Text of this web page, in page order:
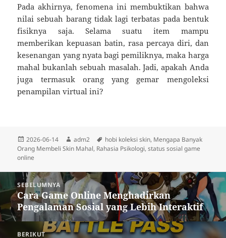
Pada akhirnya, fenomena ini membuktikan bahwa
nilai sebuah barang tidak lagi terbatas pada bentuk
fisiknya saja. Selama suatu item mampu
memberikan kepuasan batin, rasa percaya diri, dan
kesenangan yang nyata bagi pemiliknya, maka harga
mahal bukanlah sebuah masalah. Jadi, apakah Anda
juga termasuk orang yang gemar mengoleksi
penampilan virtual ini?
Diposkan
pada
2026-06-14 Penulis
adm2 Tag
hobi koleksi skin, Mengapa Banyak
Orang Membeli Skin Mahal, Rahasia Psikologi,status sosial game
online
Navigasi
pos SEBELUMNYA
Pos
sebelumnya:
Cara Game Online Menghadirkan
Pengalaman Sosial yang Lebih Interaktif
BERIKUT